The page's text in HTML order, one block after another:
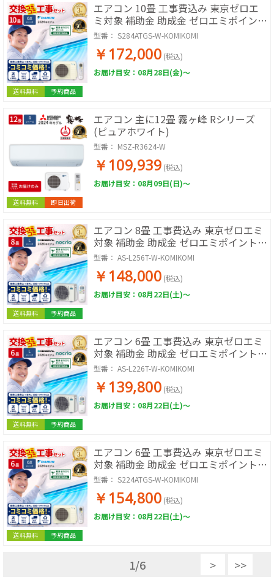
送料無料 予約商品
エアコン 10畳 工事費込み 東京ゼロエ
ミ対象 補助金 助成金 ゼロエミポイント
コミコミ価格 ダイキン GXシリーズ
S284ATGS-W 2024年モデル ホワイト
型番： S284ATGS-W-KOMIKOMI
￥172,000 (税込)
お届け目安：08月28日(金)～
送料無料 即日出荷
エアコン 主に12畳 霧ヶ峰 Rシリーズ
(ピュアホワイト)
型番： MSZ-R3624-W
￥109,939 (税込)
お届け目安：08月09日(日)～
送料無料 予約商品
エアコン 8畳 工事費込み 東京ゼロエミ
対象 補助金 助成金 ゼロエミポイント
コミコミ価格 ゼネラル ノクリア Lシリ
ーズ AS-L256T-W 2026年モデル ホワイ
ト
型番： AS-L256T-W-KOMIKOMI
￥148,000 (税込)
お届け目安：08月22日(土)～
送料無料 予約商品
エアコン 6畳 工事費込み 東京ゼロエミ
対象 補助金 助成金 ゼロエミポイント
コミコミ価格 ゼネラル ノクリア Lシリ
ーズ AS-L226T-W 2026年モデル ホワイ
ト
型番： AS-L226T-W-KOMIKOMI
￥139,800 (税込)
お届け目安：08月22日(土)～
送料無料 予約商品
エアコン 6畳 工事費込み 東京ゼロエミ
対象 補助金 助成金 ゼロエミポイント
コミコミ価格 ダイキン GXシリーズ
S224ATGS-W 2024年モデル ホワイト
型番： S224ATGS-W-KOMIKOMI
￥154,800 (税込)
お届け目安：08月22日(土)～
1/6 > >>